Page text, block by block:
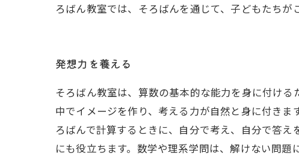
ろばん教室では、そろばんを通じて、子どもたちが
発想力を養える
そろばん教室は、算数の基本的な能力を身に付け
中でイメージを作り、考える力が自然と身に付き
ろばんで計算するときに、自分で考え、自分で答
にも役立ちます。数学や理系学問は、解けない問